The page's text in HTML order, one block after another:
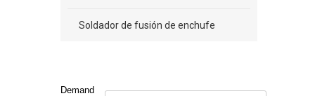
Soldador de fusión de enchufe
Demand